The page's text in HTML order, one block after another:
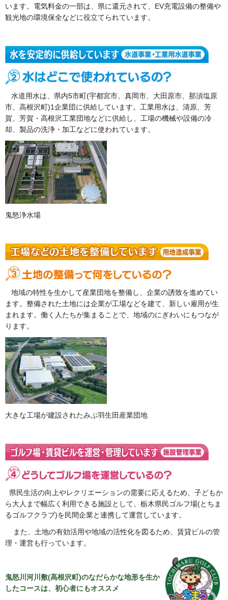
います。電気料金の一部は、県に還元されて、EV充電設備の整備や
観光地の環境保全などに役立てられています。
水道用水は、県内5市町(宇都宮市、真岡市、大田原市、那須塩原
市、高根沢町)1企業団に供給しています。工業用水は、清原、芳
賀、芳賀・高根沢工業団地などに供給し、工場の機械や設備の冷
却、製品の洗浄・加工などに使われています。
鬼怒浄水場
地域の特性を生かして産業団地を整備し、企業の誘致を進めてい
ます。整備された土地には企業が工場などを建て、新しい雇用が生
まれます。働く人たちが集まることで、地域のにぎわいにもつなが
ります。
大きな工場が建設されたみぶ羽生田産業団地
県民生活の向上やレクリエーションの需要に応えるため、子どもか
ら大人まで幅広く利用できる施設として、栃木県民ゴルフ場(とちま
るゴルフクラブ)を民間企業と連携して運営しています。
また、土地の有効活用や地域の活性化を図るため、賃貸ビルの管
理・運営も行っています。
鬼怒川河川敷(高根沢町)のなだらかな地形を生か
したコースは、初心者にもオススメ